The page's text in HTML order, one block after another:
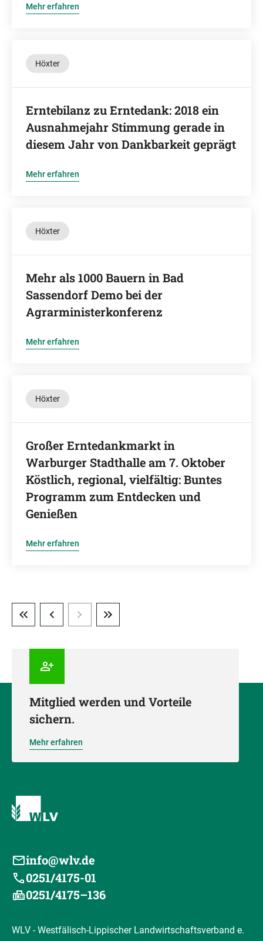
Mehr erfahren
Höxter
Erntebilanz zu Erntedank: 2018 ein
Ausnahmejahr Stimmung gerade in
diesem Jahr von Dankbarkeit geprägt
Mehr erfahren
Höxter
Mehr als 1000 Bauern in Bad
Sassendorf Demo bei der
Agrarministerkonferenz
Mehr erfahren
Höxter
Großer Erntedankmarkt in
Warburger Stadthalle am 7. Oktober
Köstlich, regional, vielfältig: Buntes
Programm zum Entdecken und
Genießen
Mehr erfahren
Mitglied werden und Vorteile
sichern.
Mehr erfahren
info@wlv.de
0251/4175-01
0251/4175–136
WLV - Westfälisch-Lippischer Landwirtschaftsverband e.